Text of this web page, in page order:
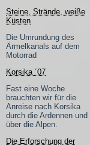
Steine, Strände, weiße
Küsten
Die Umrundung des
Ärmelkanals auf dem
Motorrad
Korsika ´07
Fast eine Woche
brauchten wir für die
Anreise nach Korsika
durch die Ardennen und
über die Alpen.
Die Erforschung der